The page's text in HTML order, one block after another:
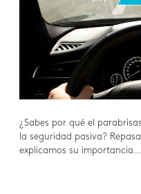
¿Sabes por qué el
la seguridad pasiva?
explicamos su